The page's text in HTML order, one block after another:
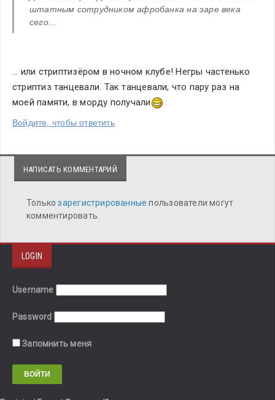
штатным сотрудником афробанка на заре века
сего...
... или стриптизёром в ночном клубе! Негры частенько
стриптиз танцевали. Так танцевали, что пару раз на
моей памяти, в морду получали
Войдите, чтобы ответить
НАПИСАТЬ КОММЕНТАРИЙ
Толькозарегистрированныепользователи могут
комментировать.
LOGIN
Username
Password
Запомнить меня